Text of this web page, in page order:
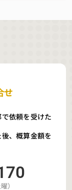
せ
依頼を受けた
、概算金額を
）